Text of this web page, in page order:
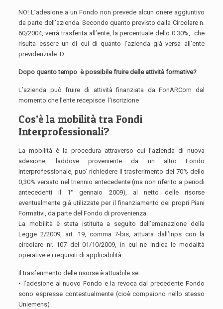
NO! L’adesione a un Fondo non prevede alcun onere aggiuntivo
da parte dell’azienda. Secondo quanto previsto dalla Circolare n.
60/2004, verrà trasferita all’ente, la percentuale dello 0.30%, che
risulta essere un di cui di quanto l’azienda già versa all’ente
previdenziale D
Dopo quanto tempo è possibile fruire delle attività formative?
L’azienda può fruire di attività finanziata da FonARCom dal
momento che l’ente recepisce l’iscrizione
Cos’è la mobilità tra Fondi
Interprofessionali?
La mobilità è la procedura attraverso cui l’azienda di nuova
adesione, laddove proveniente da un altro Fondo
Interprofessionale, puo’ richiedere il trasferimento del 70% dello
0,30% versato nel triennio antecedente (ma non riferito a periodi
antecedenti il 1° gennaio 2009), al netto delle risorse
eventualmente già utilizzate per il finanziamento dei propri Piani
Formativi, da parte del Fondo di provenienza.
La mobilità è stata istituita a seguito dell’emanazione della
Legge 2/2009, art. 19, comma 7-bis, attuata dall’Inps con la
circolare nr. 107 del 01/10/2009, in cui ne indica le modalità
operative e i requisiti di applicabilità.
Il trasferimento delle risorse è attuabile se:
• l’adesione al nuovo Fondo e la revoca dal precedente Fondo
sono espresse contestualmente (cioè compaiono nello stesso
Uniemens)